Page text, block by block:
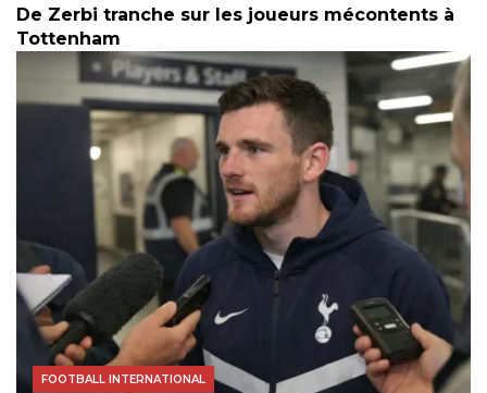
De Zerbi tranche sur les joueurs mécontents à
Tottenham
COUPE DU MONDE
FOOTBALL INTERNATIONAL